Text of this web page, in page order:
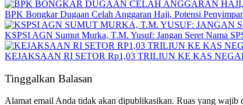
BPK Bongkar Dugaan Celah Anggaran Haji, Potensi
KSPSI AGN Sumut Murka, T.M. Yusuf: Jangan Seret Nama
KEJAKSAAN RI SETOR Rp1,03 TRILIUN KE KAS
Tinggalkan Balasan
Alamat email Anda tidak akan dipublikasikan. Ruas yang wajib